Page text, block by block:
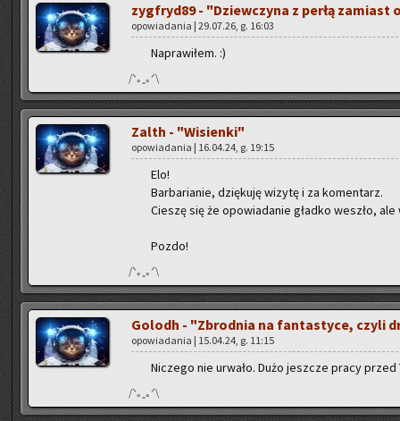
zyg­fry­d89 - "Dziew­czy­na z perłą za­miast
opo­wia­da­nia | 29.07.26, g. 16:03
Na­pra­wi­łem. :)
/ᐠ｡ꞈ｡ᐟ\
Zalth - "Wi­sien­ki"
opo­wia­da­nia | 16.04.24, g. 19:15
Elo!
Bar­ba­ria­nie, dzię­ku­ję wi­zy­tę i za ko­men­tarz.
Cie­szę się że opo­wia­da­nie gład­ko we­szło,
Pozdo!
/ᐠ｡ꞈ｡ᐟ\
Go­lodh - "Zbrod­nia na fan­ta­sty­ce, czyli
opo­wia­da­nia | 15.04.24, g. 11:15
Ni­cze­go nie urwa­ło. Dużo jesz­cze pracy
/ᐠ｡ꞈ｡ᐟ\